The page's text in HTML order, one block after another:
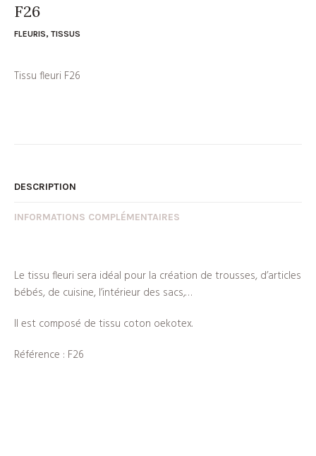
F26
FLEURIS, TISSUS
Tissu fleuri F26
DESCRIPTION
INFORMATIONS COMPLÉMENTAIRES
Le tissu fleuri sera idéal pour la création de trousses, d’articles
bébés, de cuisine, l’intérieur des sacs,…
Il est composé de tissu coton oekotex.
Référence : F26